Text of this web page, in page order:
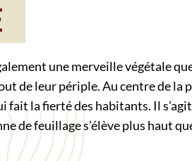
une merveille végétale
de leur périple. Au centre de la
la fierté des habitants. Il
de feuillage s’élève plus haut